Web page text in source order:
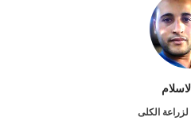
الكلى